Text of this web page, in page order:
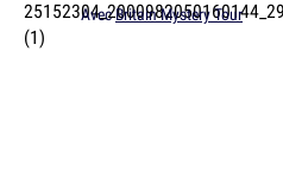
AvecBritain Mystery Tour